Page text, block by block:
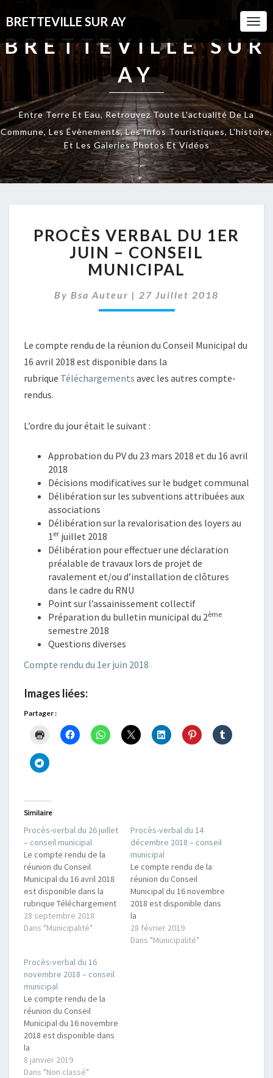
BRETTEVILLE SUR AY
BRETTEVILLE SUR
AY
Entre Terre Et Eau, Retrouvez Toute L'actualité De La
Commune, Les Évènements, Les Infos Touristiques, L'histoire,
Et Les Galeries Photos Et Vidéos
VERBAL
DU
1ER
JUIN
CONSEIL
MUNICIPAL
PROCÈS VERBAL DU 1ER
JUIN – CONSEIL
MUNICIPAL
By Bsa Auteur | 27 Juillet 2018
Le compte rendu de la réunion du Conseil Municipal du
16 avril 2018 est disponible dans la
rubrique Téléchargements avec les autres compte-
rendus.
L’ordre du jour était le suivant :
Approbation du PV du 23 mars 2018 et du 16 avril
2018
Décisions modificatives sur le budget communal
Délibération sur les subventions attribuées aux
associations
Délibération sur la revalorisation des loyers au
1er juillet 2018
Délibération pour effectuer une déclaration
préalable de travaux lors de projet de
ravalement et/ou d’installation de clôtures
dans le cadre du RNU
Point sur l’assainissement collectif
Préparation du bulletin municipal du 2ème
semestre 2018
Questions diverses
Compte rendu du 1er juin 2018
Images liées:
Partager :
Similaire
Procès-verbal du 26 juillet
– conseil municipal
Le compte rendu de la
réunion du Conseil
Municipal du 16 avril 2018
est disponible dans la
rubrique Téléchargement
s avec les autres
compte-rendus. L'ordre
juin 2018 Assainissement
collectif : avancement
des travaux des réseaux,
de la station d’épuration
et organisation des
branchements…
28 septembre 2018
Dans "Municipalité"
Procès-verbal du 14
décembre 2018 – conseil
municipal
Le compte rendu de la
réunion du Conseil
Municipal du 16 novembre
2018 est disponible dans
la
rubrique Téléchargement
s avec les autres
28 février 2019
Dans "Municipalité"
Procès-verbal du 16
novembre 2018 – conseil
municipal
Le compte rendu de la
réunion du Conseil
Municipal du 16 novembre
2018 est disponible dans
la
rubrique Téléchargement
s avec les autres
8 janvier 2019
Dans "Non classé"